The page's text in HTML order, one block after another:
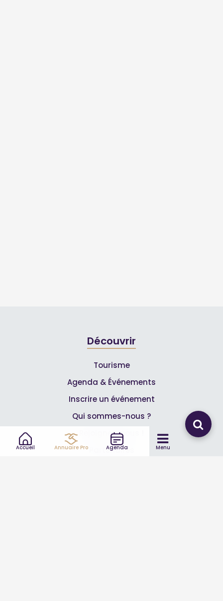
Accueil Annuaire Pro Agenda Menu
Découvrir
Tourisme
Agenda & Événements
Inscrire un événement
Qui sommes-nous ?
Rejoignez-nous !
Partenaires